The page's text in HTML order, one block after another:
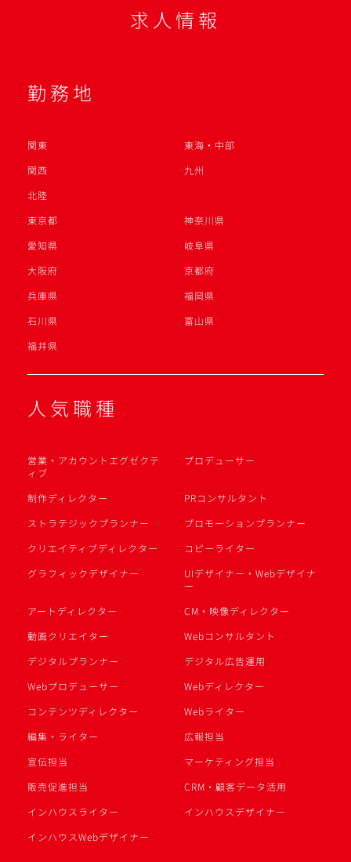
求人情報
勤務地
関東
東海・中部
関西
九州
北陸
東京都
神奈川県
愛知県
岐阜県
大阪府
京都府
兵庫県
福岡県
石川県
富山県
福井県
人気職種
営業・アカウントエグゼクテ
ィブ
プロデューサー
制作ディレクター
PRコンサルタント
ストラテジックプランナー
プロモーションプランナー
クリエイティブディレクター
コピーライター
グラフィックデザイナー
UIデザイナー・Webデザイナ
ー
アートディレクター
CM・映像ディレクター
動画クリエイター
Webコンサルタント
デジタルプランナー
デジタル広告運用
Webプロデューサー
Webディレクター
コンテンツディレクター
Webライター
編集・ライター
広報担当
宣伝担当
マーケティング担当
販売促進担当
CRM・顧客データ活用
インハウスライター
インハウスデザイナー
インハウスWebデザイナー